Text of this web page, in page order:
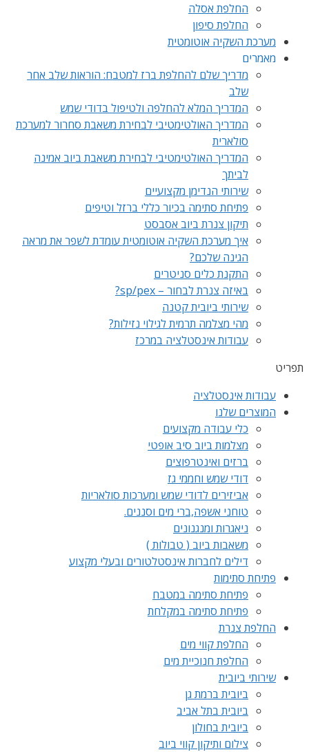
החלפת אסלה
החלפת סיפון
מערכת השקיה אוטומטית
מאמרים
מדריך שלם להחלפת ברז למטבח: הוראות שלב אחר
שלב
המדריך המלא להחלפה ולטיפול בדודי שמש
המדריך האולטימטיבי לבחירת משאבת סחרור למערכת
סולארית
המדריך האולטימטיבי לבחירת משאבת ביוב אמינה
לביתך
שירותי הנדימן מקצועיים
פתיחת סתימה בכיור כללי ברזל וטיפים
תיקון צנרת ביוב אסבסט
איך מערכת השקיה אוטומטית עומדת לשפר את מראה
הגינה שלכם?
התקנת כלים סניטרים
באיזה צנרת לבחור – sp/pex?
שירותי ביובית קטנה
מהי מצלמה תרמית לגילוי נזילות?
עבודות אינסטלציה במרכז
תפריט
עבודות אינסטלציה
המוצרים שלנו
כלי עבודה מקצועים
מצלמות ביוב סיב אופטי
ברזים ואינטרפוצים
דודי שמש וחממי גז
אביזירים לדודי שמש ומערכות סולאריות
טוחני אשפה,ברי מים וסננים.
ניאגרות ומנגנונים
משאבות ביוב ( טבולות )
דילים לחברות אינסטלטורים ובעלי מקצוע
פתיחת סתימות
פתיחת סתימה במטבח
פתיחת סתימה במקלחת
החלפת צנרת
החלפת קווי מים
החלפת חנוכיית מים
שירותי ביובית
ביובית ברמת גן
ביובית בתל אביב
ביובית בחולון
צילום ותיקון קווי ביוב